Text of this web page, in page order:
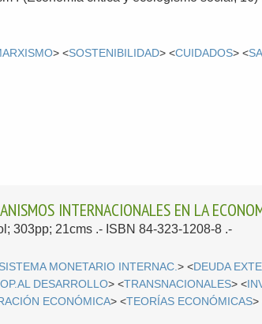
> <SOSTENIBILIDAD> <CUIDADOS> <
INTERNACIONALES EN LA
303pp; 21cms .- ISBN 84-323-1208-8 .-
SISTEMA MONETARIO INTERNAC.> <DEUDA
DESARROLLO> <TRANSNACIONALES> <
ECONÓMICA> <TEORÍAS ECONÓMICAS>